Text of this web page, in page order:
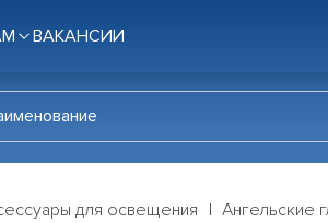
ВАКАНСИИ
для освещения Ангельские